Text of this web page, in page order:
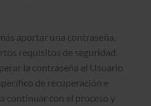
aportar una contraseña,
requisitos de seguridad.
la contraseña el Usuario
de recuperación e
continuar con el proceso y